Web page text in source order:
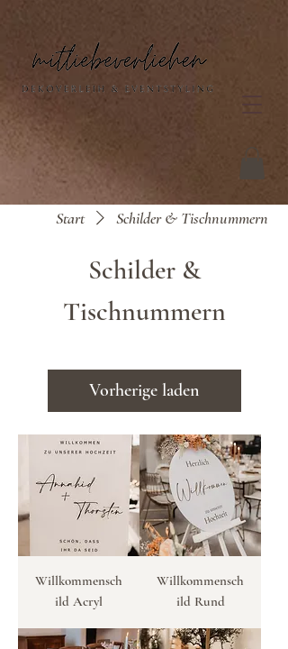
Start Schilder & Tischnummern
Schilder &
Tischnummern
Vorherige laden
Willkommensch
ild Acryl
Willkommensch
ild Rund